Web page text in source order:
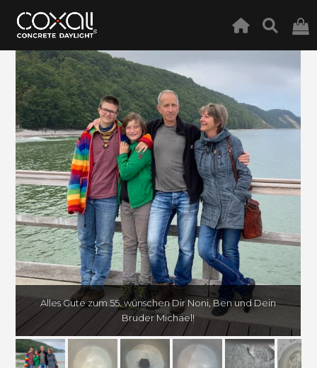
Alles Gute zum 55. wünschen Dir Noni, Ben und Dein
Bruder Michael!